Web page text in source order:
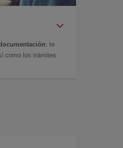
: te
como los trámites